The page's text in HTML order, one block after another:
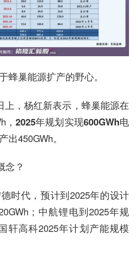
蜂巢能源扩产的野心。
上，杨红新表示，蜂巢能源在
， 2025年规划实现600GWh电
出450GWh。
念？
时代，预计到2025年的设计
； 中航锂电到2025年规
轩高科2025年计划产能规模